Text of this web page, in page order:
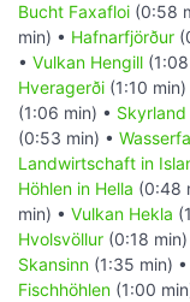
Bucht Faxafloi (0:58
min) • Hafnarfjörður
• Vulkan Hengill
Hveragerði (1:10 min)
(1:06 min) •
(0:53 min) •
Landwirtschaft in
Höhlen in Hella (0:48
min) • Vulkan Hekla
Hvolsvöllur (0:18 min)
Skansinn (1:35 min) •
Fischhöhlen (1:00